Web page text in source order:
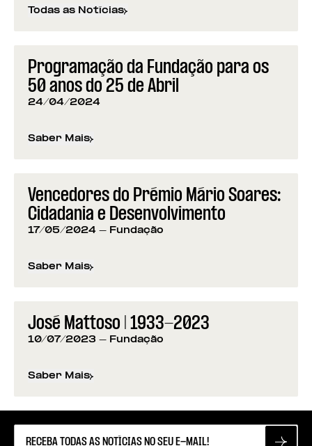
Todas as Notícias
Programação da Fundação para os
50 anos do 25 de Abril
24/04/2024
Saber Mais
sobre Programação da Fundação para os 50 anos
Vencedores do Prémio Mário Soares:
Cidadania e Desenvolvimento
17/05/2024 - Fundação
Saber Mais
sobre Vencedores do Prémio Mário Soares:
José Mattoso | 1933-2023
10/07/2023 - Fundação
Saber Mais
sobre José Mattoso | 1933-2023